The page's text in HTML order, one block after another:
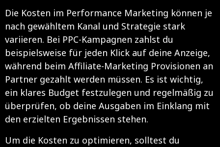
Die Kosten im Performance Marketing können je
nach gewähltem Kanal und Strategie stark
variieren. Bei PPC-Kampagnen zahlst du
beispielsweise für jeden Klick auf deine Anzeige,
während beim Affiliate-Marketing Provisionen an
Partner gezahlt werden müssen. Es ist wichtig,
ein klares Budget festzulegen und regelmäßig zu
überprüfen, ob deine Ausgaben im Einklang mit
den erzielten Ergebnissen stehen.
Um die Kosten zu optimieren, solltest du